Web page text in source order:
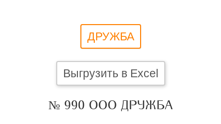
ДРУЖБА
Выгрузить в Excel
№ 990 ООО ДРУЖБА